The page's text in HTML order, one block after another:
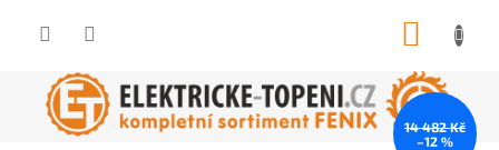
14 482 Kč
–12 %